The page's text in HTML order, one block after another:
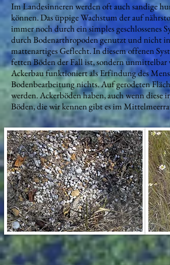
Im Landesinneren werden oft auch sandige
können. Das üppige Wachstum der auf
immer noch durch ein simples
durch Bodenarthropoden genutzt und nicht
mattenartiges Geflecht. In diesem offenen
fetten Böden der Fall ist, sondern unmittelbar
Ackerbau funktioniert als Erfindung des
Bodenbearbeitung nichts. Auf gerodeten
werden. Ackerböden haben, auch wenn
Böden, die wir kennen gibt es im